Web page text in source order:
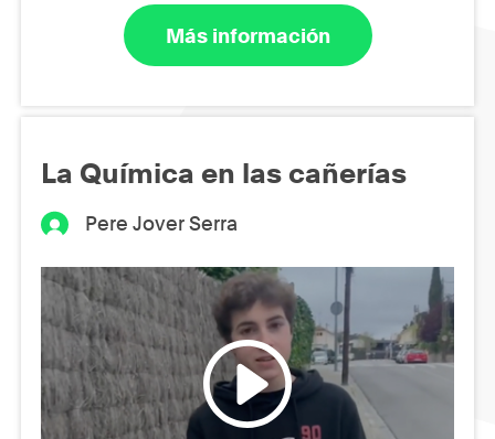
Más información
La Química en las cañerías
Pere Jover Serra